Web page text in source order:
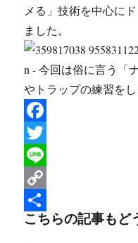
F
a
c
e
b
T
w
t
L
n
C
o
共
こちらの記事もど